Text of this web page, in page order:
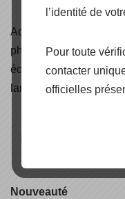
Accédez aux
photovoltaïques,
éoliennes, solaire
lampadaires solaire.
Nouveauté
l’identité de
Pour toute
contacter
officielles